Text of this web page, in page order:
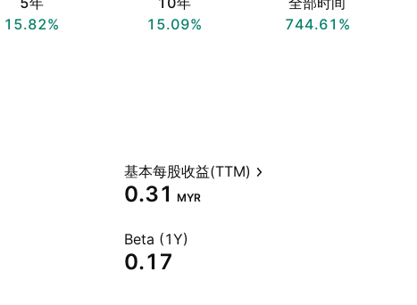
15.82%
15.09%
744.61%
基本每股收益(TTM)
0.31 MYR
Beta (1Y)
0.17